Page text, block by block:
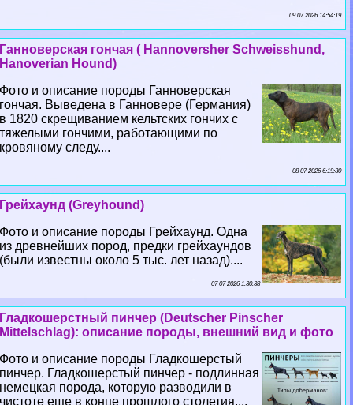
09 07 2026 14:54:19
Ганноверская гончая ( Hannoversher Schweisshund,
Hanoverian Hound)
Фото и описание породы Ганноверская
гончая. Выведена в Ганновере (Германия)
в 1820 скрещиванием кельтских гончих с
тяжелыми гончими, работающими по
кровяному следу....
08 07 2026 6:19:30
Грейхаунд (Greyhound)
Фото и описание породы Грейхаунд. Одна
из древнейших пород, предки грейхаундов
(были известны около 5 тыс. лет назад)....
07 07 2026 1:30:38
Гладкошерстный пинчер (Deutscher Pinscher
Mittelschlag): описание породы, внешний вид и фото
Фото и описание породы Гладкошерстый
пинчер. Гладкошерстый пинчер - подлинная
немецкая порода, которую разводили в
чистоте еще в конце прошлого столетия....